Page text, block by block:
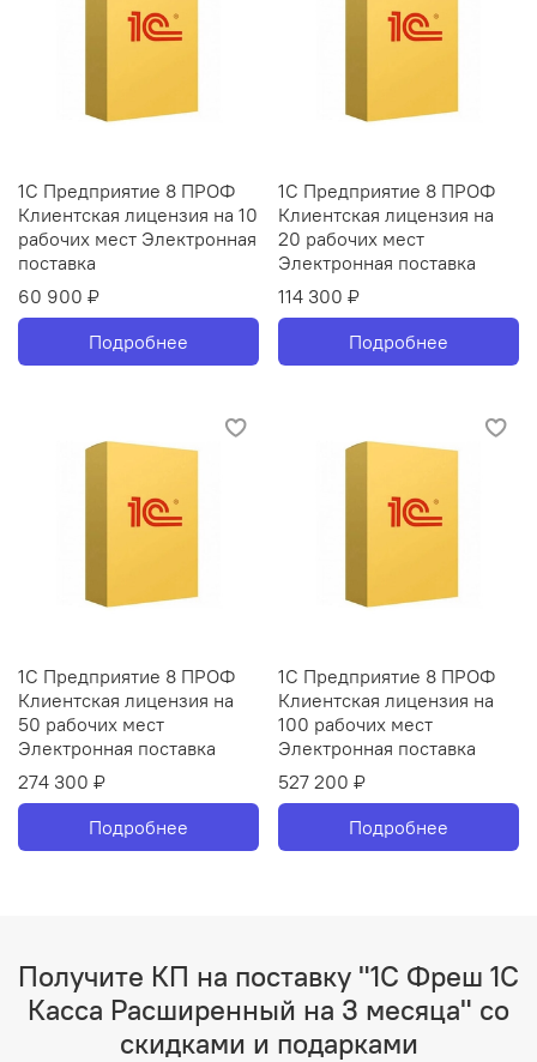
1С Предприятие 8 ПРОФ
Клиентская лицензия на 10
рабочих мест Электронная
поставка
60 900 ₽
Подробнее
1С Предприятие 8 ПРОФ
Клиентская лицензия на
20 рабочих мест
Электронная поставка
114 300 ₽
Подробнее
1С Предприятие 8 ПРОФ
Клиентская лицензия на
50 рабочих мест
Электронная поставка
274 300 ₽
Подробнее
1С Предприятие 8 ПРОФ
Клиентская лицензия на
100 рабочих мест
Электронная поставка
527 200 ₽
Подробнее
Получите КП на поставку "1С Фреш 1С
Касса Расширенный на 3 месяца" со
скидками и подарками